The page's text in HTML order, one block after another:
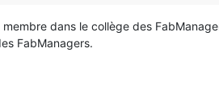
membre dans le collège des
FabManagers.